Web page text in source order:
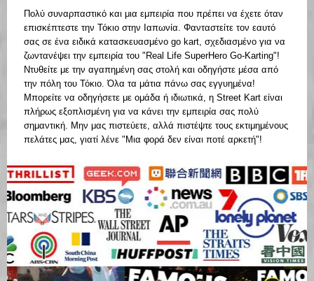
Πολύ συναρπαστικό και μια εμπειρία που πρέπει να έχετε όταν
επισκέπτεστε την Τόκιο στην Ιαπωνία. Φανταστείτε τον εαυτό
σας σε ένα ειδικά κατασκευασμένο go kart, σχεδιασμένο για να
ζωντανέψει την εμπειρία του "Real Life SuperHero Go-Karting"!
Ντυθείτε με την αγαπημένη σας στολή και οδηγήστε μέσα από
την πόλη του Τόκιο. Όλα τα μάτια πάνω σας εγγυημένα!
Μπορείτε να οδηγήσετε με ομάδα ή ιδιωτικά, η Street Kart είναι
πλήρως εξοπλισμένη για να κάνει την εμπειρία σας πολύ
σημαντική. Μην μας πιστεύετε, αλλά πιστέψτε τους εκτιμημένους
πελάτες μας, γιατί λένε "Μια φορά δεν είναι ποτέ αρκετή"!